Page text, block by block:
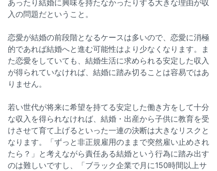
あったり結婚に興味を持たなかったりする大きな理由が収
入の問題だということ。
恋愛が結婚の前段階となるケースは多いので、恋愛に消極
的であれば結婚へと進む可能性はより少なくなります。ま
た恋愛をしていても、結婚生活に求められる安定した収入
が得られていなければ、結婚に踏み切ることは容易ではあ
りません。
若い世代が将来に希望を持てる安定した働き方をして十分
な収入を得られなければ、結婚・出産から子供に教育を受
けさせて育て上げるといった一連の決断は大きなリスクと
なります。「ずっと非正規雇用のままで突然雇い止めされ
たら？」と考えながら責任ある結婚という行為に踏み出す
のは難しいですし、「ブラック企業で月に150時間以上サ